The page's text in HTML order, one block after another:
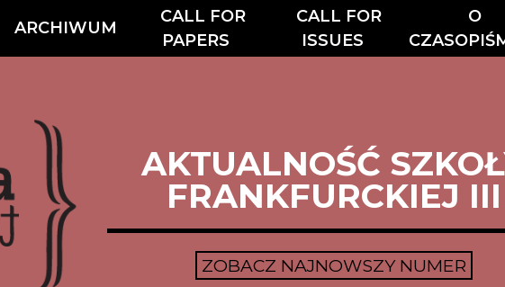
ARCHIWUM
CALL FOR
PAPERS
CALL FOR
ISSUES
O
AKTUALNOŚĆ
FRANKFURCKIEJ III
ZOBACZ NAJNOWSZY NUMER